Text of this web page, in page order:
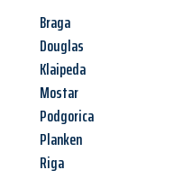
Braga
Douglas
Klaipeda
Mostar
Podgorica
Planken
Riga